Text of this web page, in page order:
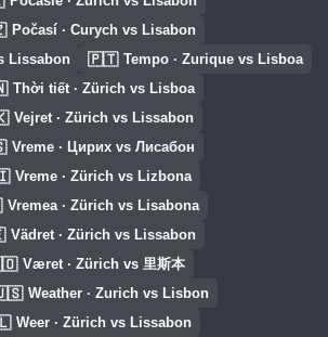
Počasí · Curych vs Lisabon
Lissabon 🇵🇹 Tempo · Zurique vs Lisboa
Thời tiết · Zürich vs Lisboa
Vejret · Zürich vs Lissabon
Vreme · Цирих vs Лисабон
Vreme · Zürich vs Lizbona
Vremea · Zürich vs Lisabona
Vädret · Zürich vs Lissabon
Været · Zürich vs 里斯本
Weather · Zurich vs Lisbon
Weer · Zürich vs Lissabon